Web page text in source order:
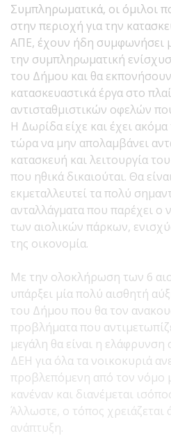
Συμπληρωματικά, οι όμιλοι
στην περιοχή για την
ΑΠΕ, έχουν ήδη συμφωνήσει
την συμπληρωματική
του Δήμου και θα
κατασκευαστικά έργα στο
αντισταθμιστικών οφελών
Η Δωρίδα είχε και έχει ακόμα
τώρα να μην απολαμβάνει
κατασκευή και λειτουργία
που ηθικά δικαιούται. Θα
εκμεταλλευτεί τα πολύ
ανταλλάγματα που παρέχει ο
των αιολικών πάρκων,
της οικονομία.
Με την ολοκλήρωση των 6
υπάρξει μία πολύ αισθητή
του Δήμου που θα τον
προβλήματα που
μεγάλη θα είναι η ελάφρυνση
ΔΕΗ για όλα τα νοικοκυριά
προβλεπόμενη από τον νόμο
κανέναν και διανέμεται
Άλλωστε, ο τόπος χρειάζεται
ανάπτυξη.